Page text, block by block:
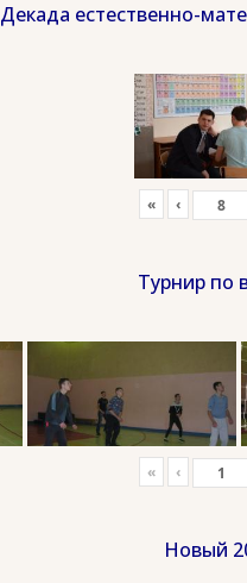
Декада естественно-
« ‹
Турнир по
« ‹
Новый